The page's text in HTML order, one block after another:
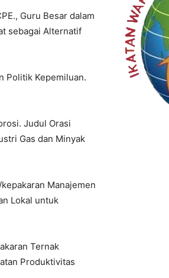
Guru Besar dalam
sebagai Alternatif
Politik Kepemiluan.
Judul Orasi
Gas dan Minyak
Manajemen
Lokal untuk
Ternak
Produktivitas